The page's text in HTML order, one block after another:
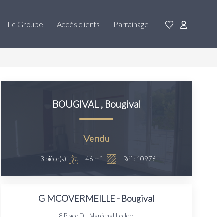
Le Groupe Accès clients Parrainage
BOUGIVAL, Bougival
Vendu
3 pièce(s) 46 m² Réf : 10976
GIMCOVERMEILLE - Bougival